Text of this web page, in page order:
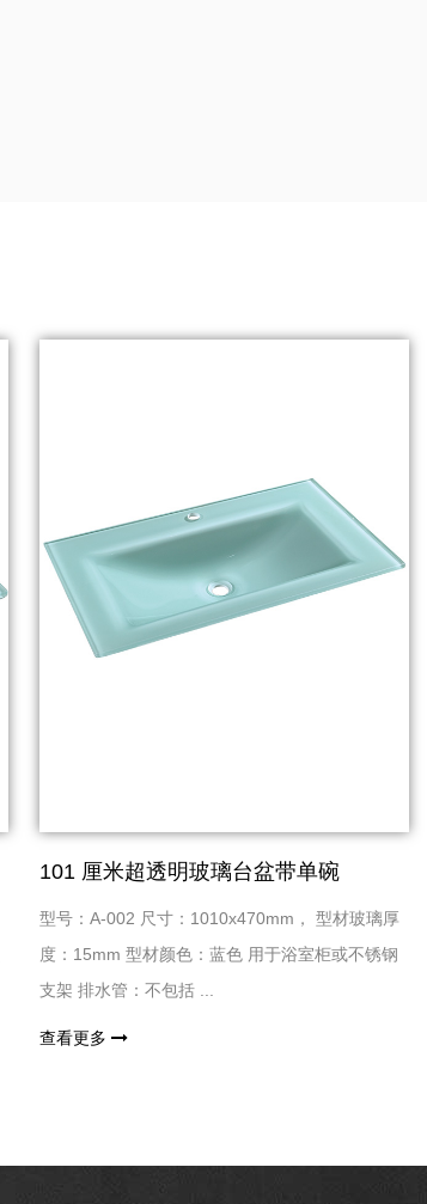
101 厘米超透明玻璃台盆带单碗
型号：A-002 尺寸：1010x470mm， 型材玻璃厚
度：15mm 型材颜色：蓝色 用于浴室柜或不锈钢
支架 排水管：不包括 ...
查看更多